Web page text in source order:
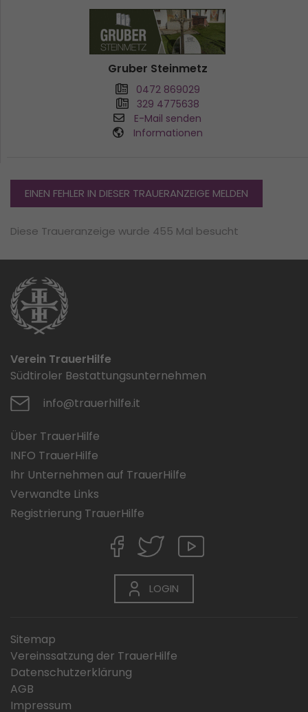
Gruber Steinmetz
0472 869029
329 4775638
E-Mail senden
Informationen
EINEN FEHLER IN DIESER TRAUERANZEIGE MELDEN
Diese Traueranzeige wurde 455 Mal besucht
Verein TrauerHilfe
Südtiroler Bestattungsunternehmen
info@trauerhilfe.it
Über TrauerHilfe
INFO TrauerHilfe
Ihr Unternehmen auf TrauerHilfe
Verwandte Links
Registrierung TrauerHilfe
LOGIN
Sitemap
Vereinssatzung der TrauerHilfe
Datenschutzerklärung
AGB
Impressum